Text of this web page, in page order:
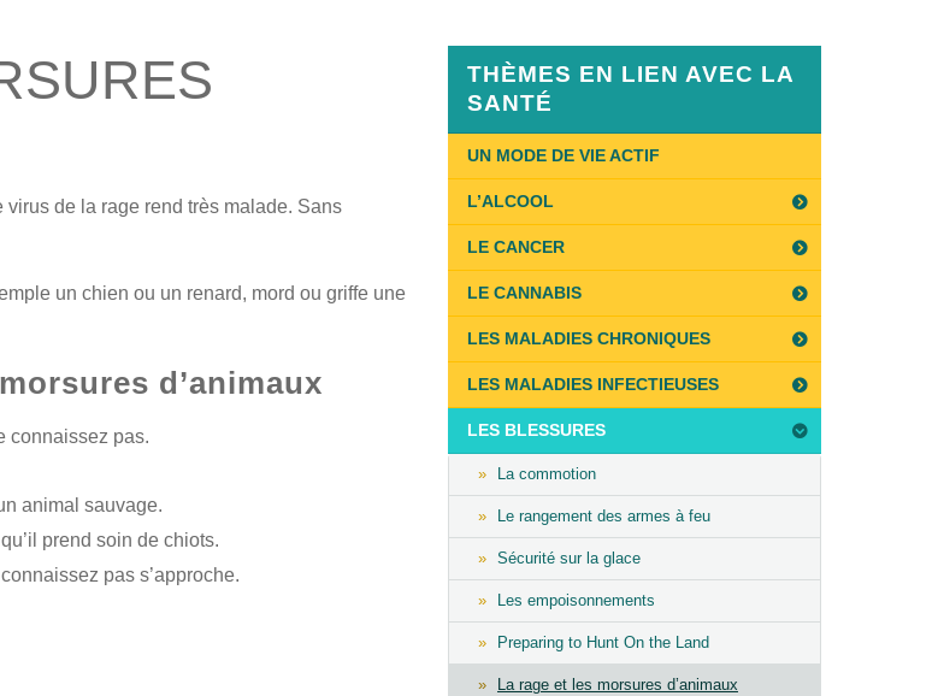
de la rage rend très malade. Sans
un chien ou un renard, mord ou griffe une
d’animaux
connaissez pas.
animal sauvage.
prend soin de chiots.
pas s’approche.
THÈMES EN LIEN AVEC LA
SANTÉ
UN MODE DE VIE ACTIF
L’ALCOOL
LE CANCER
LE CANNABIS
LES MALADIES CHRONIQUES
LES MALADIES INFECTIEUSES
LES BLESSURES
La commotion
Le rangement des armes à feu
Sécurité sur la glace
Les empoisonnements
Preparing to Hunt On the Land
La rage et les morsures d’animaux